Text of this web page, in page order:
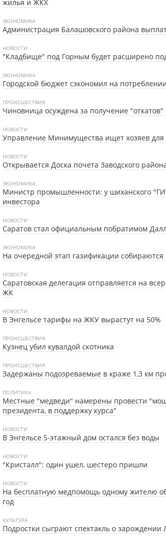
жилья и ЖКХ
ЭКОНОМИКА
Администрация Балашовского района
НОВОСТИ
"Кладбище" под Горным будет расширено
ЭКОНОМИКА
Городской бюджет сэкономил на
ПРОИСШЕСТВИЯ
Чиновница осуждена за получение "откатов"
НОВОСТИ
Управление Минимущества ищет хозяев для
НОВОСТИ
Открывается Доска почета Заводского
ЭКОНОМИКА
Министр промышленности: у шиханского
инвестора
НОВОСТИ
Саратов стал официальным побратимом
ЭКОНОМИКА
На очередной этап газификации
НОВОСТИ
Саратовская делегация отправляется на
ЖК
НОВОСТИ
В Энгельсе тарифы на ЖКУ вырастут на 50%
ПРОИСШЕСТВИЯ
Кузнец убил кувалдой скотника
ПРОИСШЕСТВИЯ
Задержаны подозреваемые в краже 1,3 км
ПОЛИТИКА
Местные "медведи" намерены провести
президента, в поддержку курса"
НОВОСТИ
В Энгельсе 5-этажный дом остался без воды
НОВОСТИ
"Кристалл": один ушел, шестеро пришли
НОВОСТИ
На бесплатную медпомощь одному жителю
год
КУЛЬТУРА
Подростки сыграют спектакль о зарождении